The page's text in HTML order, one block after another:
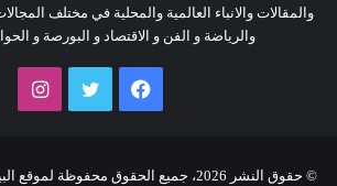
والمقالات والانباء العالمية والمحلية في مختلف
والرياضة و الفن و الاقتصاد و البورصة و
فيسبوك تويتر
© حقوق النشر 2026، جميع الحقوق محفوظة